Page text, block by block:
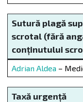
Sutură plagă
scrotal (fără
conținutului
Adrian Aldea –
Taxă urgență